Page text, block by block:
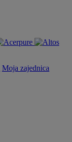
Moja zajednica